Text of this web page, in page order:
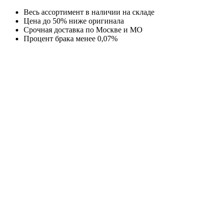
Перейти
содержимому
Весь ассортимент в наличии на складе
Цена до 50% ниже оригинала
Срочная доставка по Москве и МО
Процент брака менее 0,07%